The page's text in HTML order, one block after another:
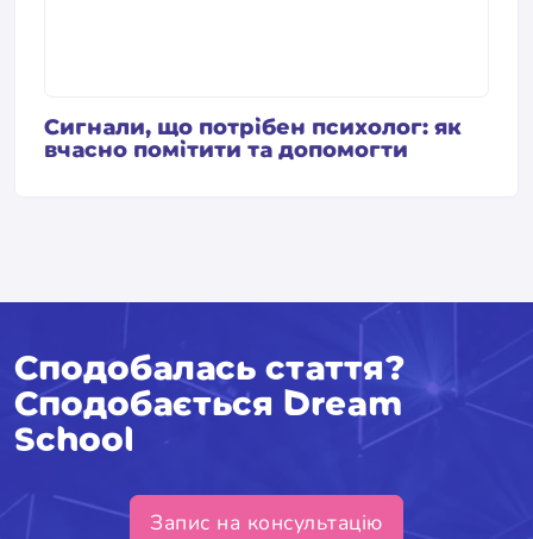
Сигнали, що потрібен психолог: як
вчасно помітити та допомогти
Сподобалась стаття?
Сподобається Dream
School
Запис на консультацію